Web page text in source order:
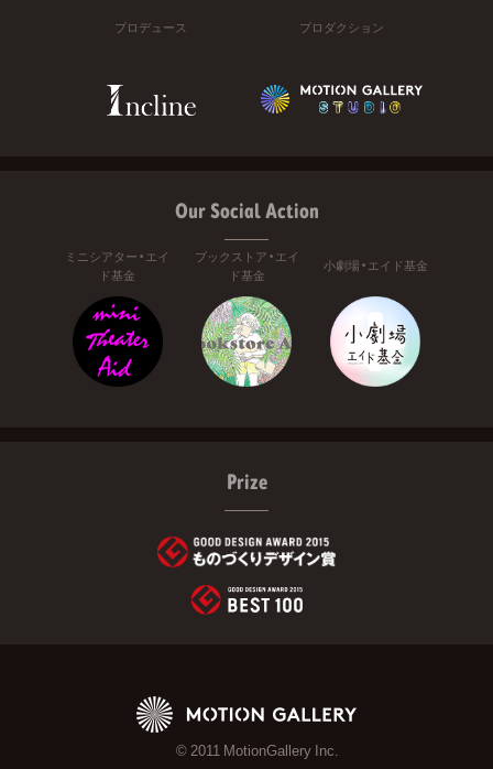
プロデュース プロダクション
Our Social Action
ミニシアター・エイ
ド基金
ブックストア・エイ
ド基金
小劇場・エイド基金
Prize
© 2011 MotionGallery Inc.